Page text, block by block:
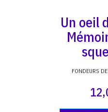
Un oeil
FONDEURS